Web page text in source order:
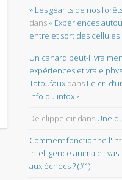
» Les géants de nos
dans « Expériences
entre et sort des cellules
Un canard peut-il
expériences et vraie
Tatoufaux dans Le cri
info ou intox ?
De clippeleir dans Une
Comment fonctionne
Intelligence animale :
aux échecs ? (#1)